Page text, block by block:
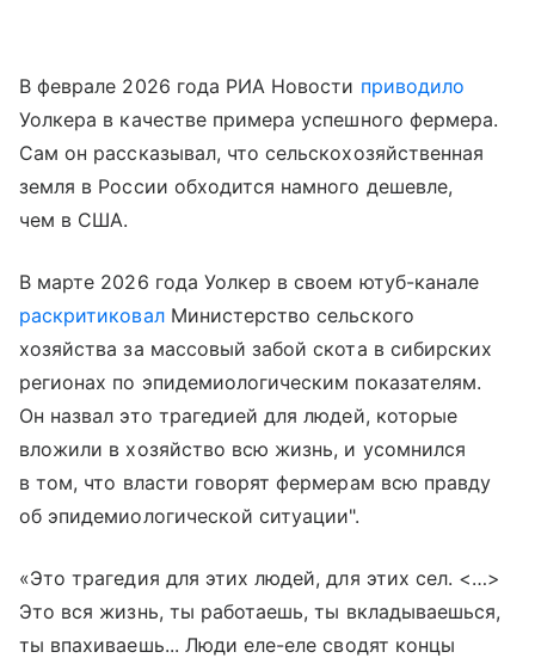
В феврале 2026 года РИА Новости приводило
Уолкера в качестве примера успешного фермера.
Сам он рассказывал, что сельскохозяйственная
земля в России обходится намного дешевле,
чем в США.
В марте 2026 года Уолкер в своем ютуб-канале
раскритиковалМинистерство сельского
хозяйства за массовый забой скота в сибирских
регионах по эпидемиологическим показателям.
Он назвал это трагедией для людей, которые
вложили в хозяйство всю жизнь, и усомнился
в том, что власти говорят фермерам всю правду
об эпидемиологической ситуации".
«Это трагедия для этих людей, для этих сел. <…>
Это вся жизнь, ты работаешь, ты вкладываешься,
ты впахиваешь... Люди еле-еле сводят концы